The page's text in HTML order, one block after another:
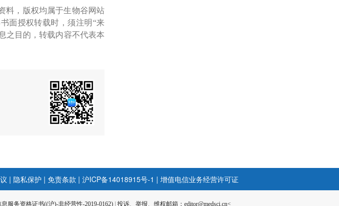
料，版权均属于生物谷网站
面授权转载时，须注明“来
之目的，转载内容不代表本
| 隐私保护 | 免责条款 | 沪ICP备14018915号-1 | 增值电信业务经营许可证
服务资格证书((沪)-非经营性-2019-0162) | 投诉、举报、维权邮箱：editor@medsci.cn<